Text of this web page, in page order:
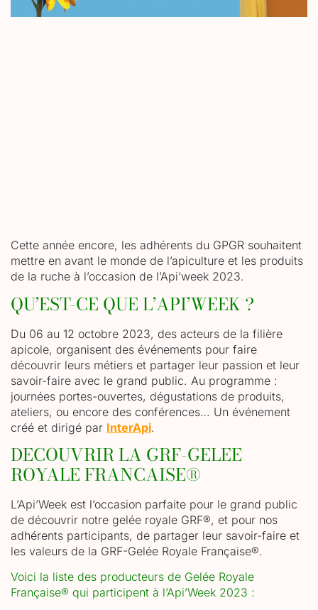
Cette année encore, les adhérents du GPGR souhaitent
mettre en avant le monde de l’apiculture et les produits
de la ruche à l’occasion de l’Api’week 2023.
QU’EST-CE QUE L’API’WEEK ?
Du 06 au 12 octobre 2023, des acteurs de la filière
apicole, organisent des événements pour faire
découvrir leurs métiers et partager leur passion et leur
savoir-faire avec le grand public. Au programme :
journées portes-ouvertes, dégustations de produits,
ateliers, ou encore des conférences… Un événement
créé et dirigé par InterApi.
DECOUVRIR LA GRF-GELEE
ROYALE FRANCAISE®
L’Api’Week est l’occasion parfaite pour le grand public
de découvrir notre gelée royale GRF®, et pour nos
adhérents participants, de partager leur savoir-faire et
les valeurs de la GRF-Gelée Royale Française®.
Voici la liste des producteurs de Gelée Royale
Française® qui participent à l’Api’Week 2023 :